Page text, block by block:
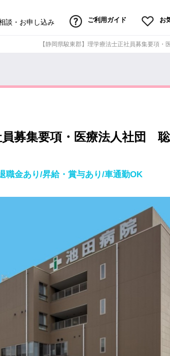
談・お申し込み ご利用ガイド お
【静岡県駿東郡】理学療法士正社員募集要項
員募集要項・医療法人社団
職金あり/昇給・賞与あり/車通勤OK